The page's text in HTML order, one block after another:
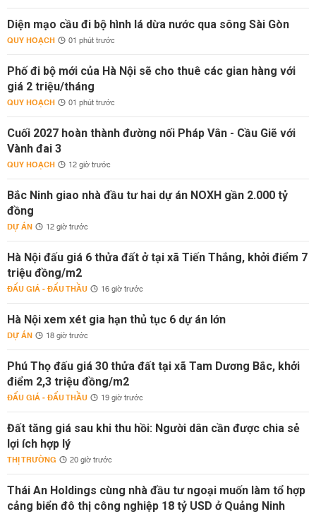
Diện mạo cầu đi bộ hình lá dừa nước qua sông Sài Gòn
QUY HOẠCH 01 phút trước
Phố đi bộ mới của Hà Nội sẽ cho thuê các gian hàng với
giá 2 triệu/tháng
QUY HOẠCH 01 phút trước
Cuối 2027 hoàn thành đường nối Pháp Vân - Cầu Giẽ với
Vành đai 3
QUY HOẠCH 12 giờ trước
Bắc Ninh giao nhà đầu tư hai dự án NOXH gần 2.000 tỷ
đồng
DỰ ÁN 12 giờ trước
Hà Nội đấu giá 6 thửa đất ở tại xã Tiến Thắng, khởi điểm 7
triệu đồng/m2
ĐẤU GIÁ - ĐẤU THẦU 16 giờ trước
Hà Nội xem xét gia hạn thủ tục 6 dự án lớn
DỰ ÁN 18 giờ trước
Phú Thọ đấu giá 30 thửa đất tại xã Tam Dương Bắc, khởi
điểm 2,3 triệu đồng/m2
ĐẤU GIÁ - ĐẤU THẦU 19 giờ trước
Đất tăng giá sau khi thu hồi: Người dân cần được chia sẻ
lợi ích hợp lý
THỊ TRƯỜNG 20 giờ trước
Thái An Holdings cùng nhà đầu tư ngoại muốn làm tổ hợp
cảng biển đô thị công nghiệp 18 tỷ USD ở Quảng Ninh